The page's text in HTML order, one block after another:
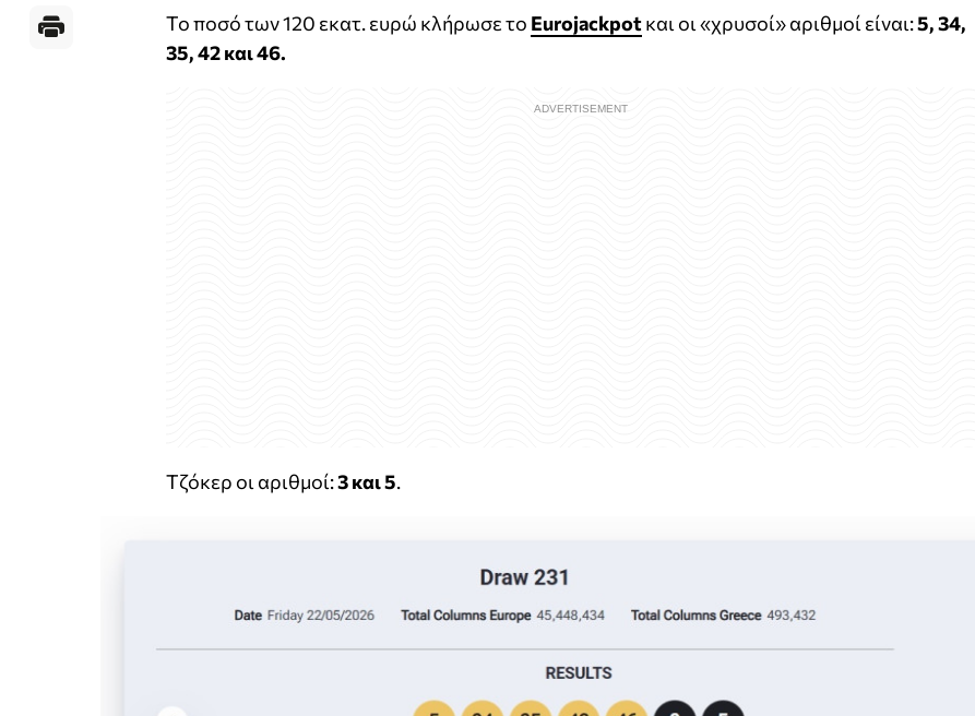
Το ποσό των 120 εκατ. ευρώ κλήρωσε το Eurojackpotκαι οι «χρυσοί» αριθμοί είναι:5, 34,
35, 42 και 46.
Τζόκερ οι αριθμοί:3 και 5.